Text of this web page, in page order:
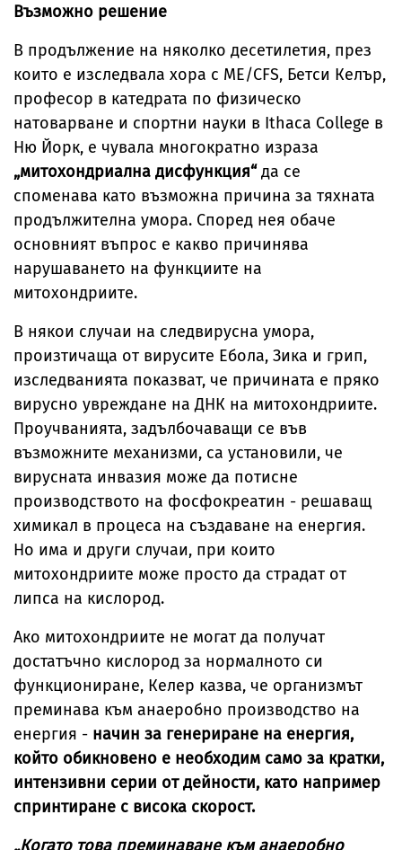
Възможно решение
В продължение на няколко десетилетия, през
които е изследвала хора с ME/CFS, Бетси Келър,
професор в катедрата по физическо
натоварване и спортни науки в Ithaca College в
Ню Йорк, е чувала многократно израза
„митохондриална дисфункция“да се
споменава като възможна причина за тяхната
продължителна умора. Според нея обаче
основният въпрос е какво причинява
нарушаването на функциите на
митохондриите.
В някои случаи на следвирусна умора,
произтичаща от вирусите Ебола, Зика и грип,
изследванията показват, че причината е пряко
вирусно увреждане на ДНК на митохондриите.
Проучванията, задълбочаващи се във
възможните механизми, са установили, че
вирусната инвазия може да потисне
производството на фосфокреатин - решаващ
химикал в процеса на създаване на енергия.
Но има и други случаи, при които
митохондриите може просто да страдат от
липса на кислород.
Ако митохондриите не могат да получат
достатъчно кислород за нормалното си
функциониране, Келер казва, че организмът
преминава към анаеробно производство на
енергия - начин за генериране на енергия,
който обикновено е необходим само за кратки,
интензивни серии от дейности, като например
спринтиране с висока скорост.
„Когато това преминаване към анаеробно